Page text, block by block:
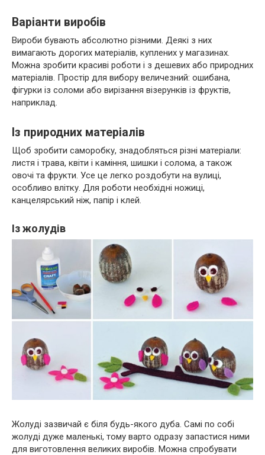
Варіанти виробів
Вироби бувають абсолютно різними. Деякі з них
вимагають дорогих матеріалів, куплених у магазинах.
Можна зробити красиві роботи і з дешевих або природних
матеріалів. Простір для вибору величезний: ошибана,
фігурки із соломи або вирізання візерунків із фруктів,
наприклад.
Із природних матеріалів
Щоб зробити саморобку, знадобляться різні матеріали:
листя і трава, квіти і каміння, шишки і солома, а також
овочі та фрукти. Усе це легко роздобути на вулиці,
особливо влітку. Для роботи необхідні ножиці,
канцелярський ніж, папір і клей.
Із жолудів
Жолуді зазвичай є біля будь-якого дуба. Самі по собі
жолуді дуже маленькі, тому варто одразу запастися ними
для виготовлення великих виробів. Можна спробувати